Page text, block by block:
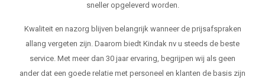
sneller opgeleverd worden.
Kwaliteit en nazorg blijven belangrijk wanneer de prijsafspraken
allang vergeten zijn. Daarom biedt Kindak nv u steeds de beste
service. Met meer dan 30 jaar ervaring, begrijpen wij als geen
ander dat een goede relatie met personeel en klanten de basis zijn